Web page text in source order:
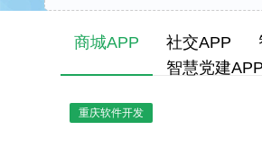
商城APP 社交APP
智慧党建APP
重庆软件开发